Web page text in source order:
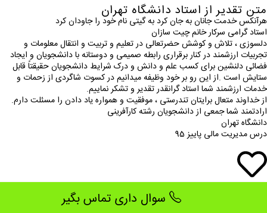
متن تقدیر از استاد دانشگاه تهران
هرآنکس خدمت جانان به جان کرد به گیتی نام خود را جاودان کرد
استاد گرامی سرکار خانم چیت سازان
دلسوزی ، تلاش و کوشش حضرتعالی در تعلیم و تربیت و انتقال معلومات و
تجربیات ارزشمند در کنار برقراری رابطه صمیمی و دوستانه با دانشجویان و ایجاد
فضائی دلنشین برای کسب علم و دانش و درک شرایط دانشجویان حقیقتاً قابل
ستایش است .از این رو بر خود وظیفه میدانیم در کسوت شاگردی از زحمات و
خدمات ارزشمند شما استاد گرانقدر تقدیر و تشکر نماییم.
از خداوند متعال برایتان تندرستی ، موفقیت و همواره یاد دادن را مسئلت دارم.
ارادتمند شما جمعی از دانشجویان رشته کارآفرینی
دانشگاه تهران
درس مدیریت مالی پاییز 95
متن تقددیرنامه مادر و معلم نمونه
سوال داری تماس بگیر